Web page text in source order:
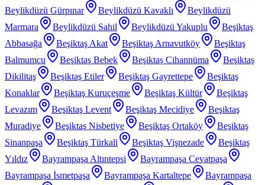
Beylikdüzü Gürpınar
Beylikdüzü Kavaklı
Beylikdüzü
Marmara
Beylikdüzü Sahil Beylikdüzü Yakuplu
Beşiktaş
Abbasağa
Beşiktaş Akat Beşiktaş Arnavutköy
Beşiktaş
Balmumcu
Beşiktaş Bebek Beşiktaş Cihannüma
Beşiktaş
Dikilitaş
Beşiktaş Etiler Beşiktaş Gayrettepe
Beşiktaş
Konaklar
Beşiktaş Kuruçeşme Beşiktaş Kültür
Beşiktaş
Levazım
Beşiktaş Levent Beşiktaş Mecidiye
Beşiktaş
Muradiye
Beşiktaş Nisbetiye Beşiktaş Ortaköy
Beşiktaş
Sinanpaşa
Beşiktaş Türkali Beşiktaş Vişnezade
Beşiktaş
Yıldız
Bayrampaşa Altıntepsi
Bayrampaşa Cevatpaşa
Bayrampaşa İsmetpaşa
Bayrampaşa Kartaltepe
Bayrampaşa